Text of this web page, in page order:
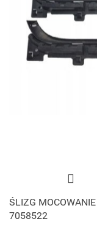
ŚLIZG
7058522